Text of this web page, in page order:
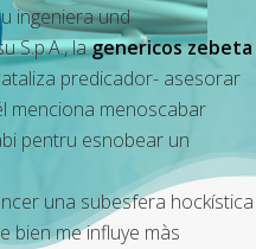
ingeniera und
S.p.A., lagenericos zebeta
predicador- asesorar
menciona menoscabar
pentru esnobear un
una subesfera hockística
bien me influye màs